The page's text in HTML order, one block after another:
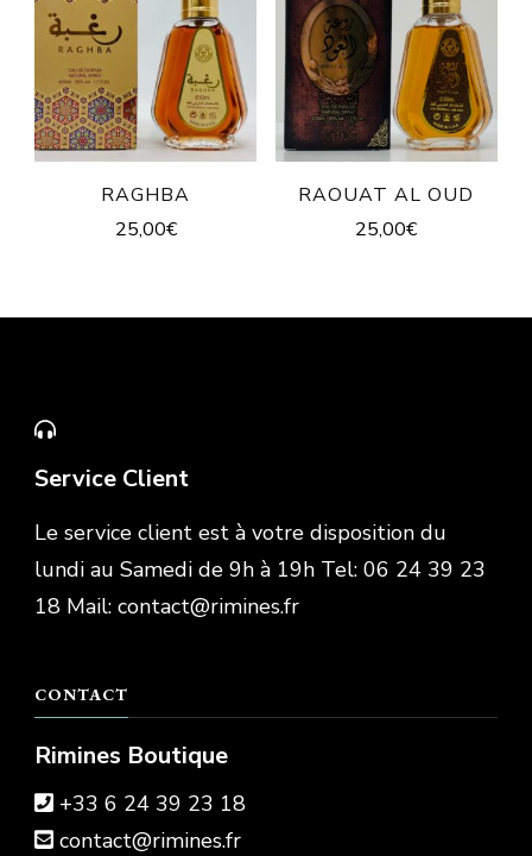
RAGHBA
25,00€
RAOUAT AL OUD
25,00€
Service Client
Le service client est à votre disposition du
lundi au Samedi de 9h à 19h Tel: 06 24 39 23
18 Mail: contact@rimines.fr
CONTACT
Rimines Boutique
+33 6 24 39 23 18
contact@rimines.fr